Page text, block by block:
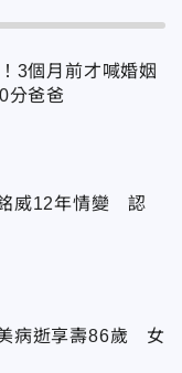
3個月前才喊婚姻
分爸爸
威12年情變 認
病逝享壽86歲 女